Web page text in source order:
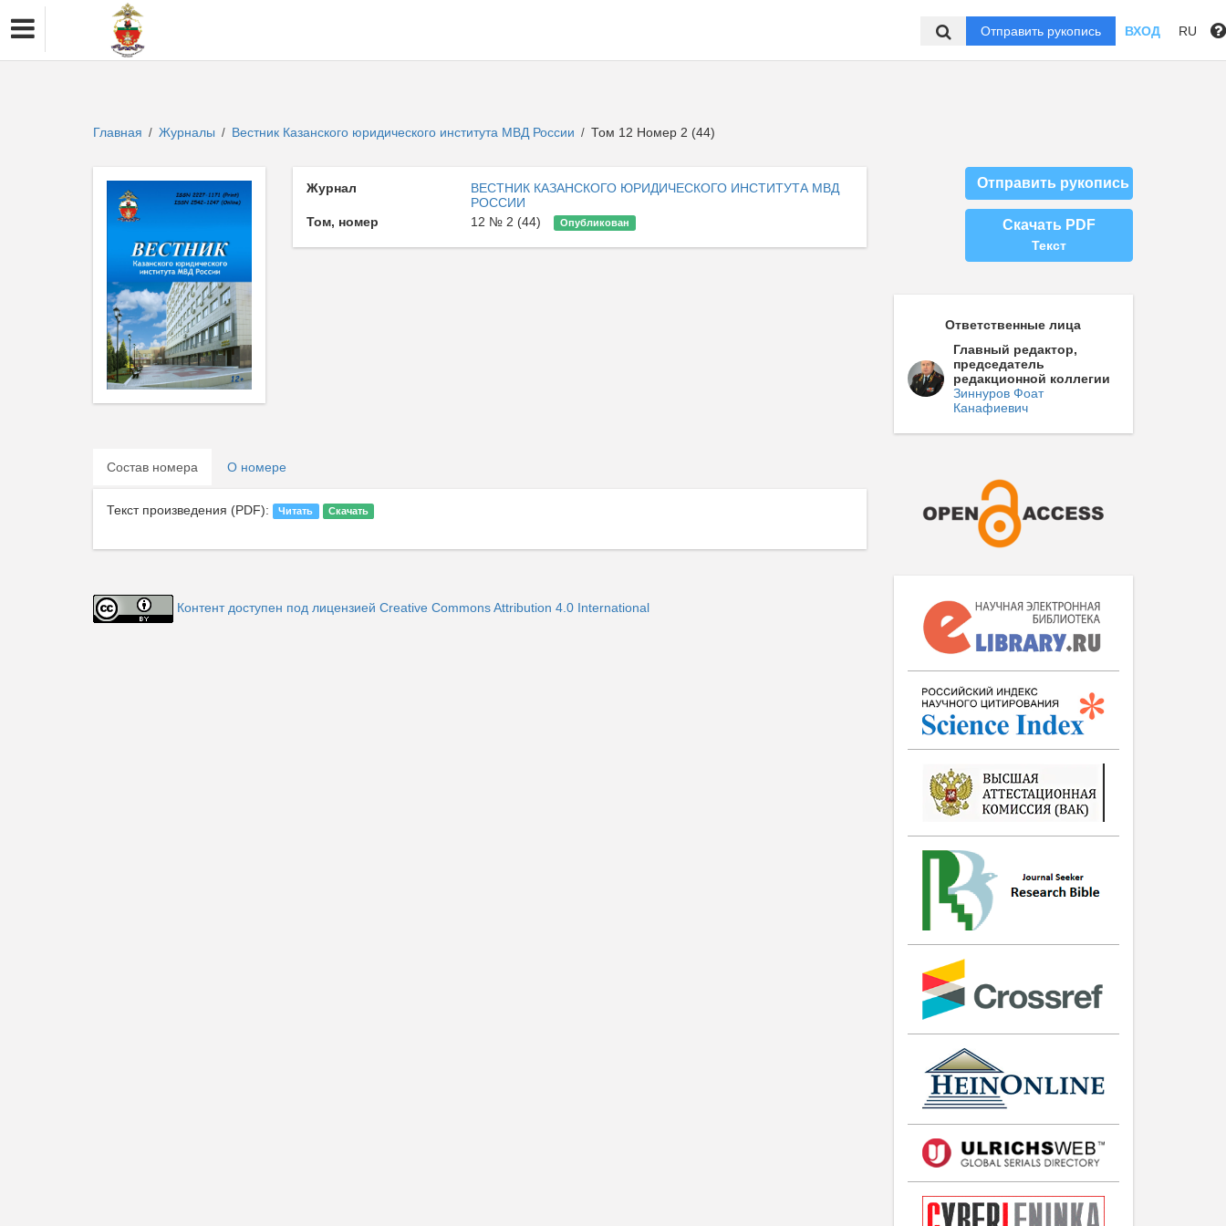
Отправить рукопись ВХОД RU
Главная / Журналы / Вестник Казанского юридического института МВД России / Том 12 Номер 2 (44)
Журнал
ВЕСТНИК КАЗАНСКОГО ЮРИДИЧЕСКОГО ИНСТИТУТА МВД
РОССИИ
Том, номер
12 № 2 (44) Опубликован
Состав номера О номере
Текст произведения (PDF): Читать Скачать
Контент доступен под лицензией Creative Commons Attribution 4.0 International
Отправить рукопись
Скачать PDF
Текст
Ответственные лица
Главный редактор,
председатель
редакционной коллегии
Зиннуров Фоат
Канафиевич